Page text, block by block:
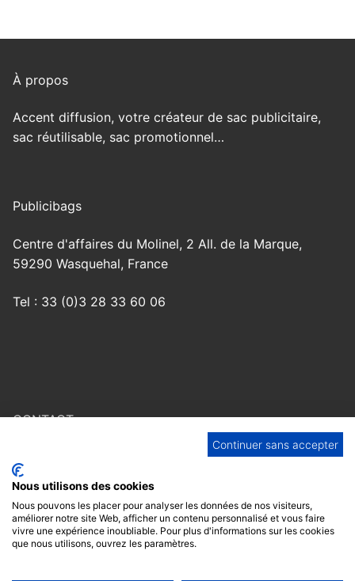
À propos
Accent diffusion, votre créateur de sac publicitaire,
sac réutilisable, sac promotionnel…
Publicibags
Centre d'affaires du Molinel, 2 All. de la Marque,
59290 Wasquehal, France
Tel : 33 (0)3 28 33 60 06
CONTACT
MENTIONS LÉGALES
RESPECT DE LA VIE PRIVÉE
Continuer sans accepter
Nous utilisons des cookies
Nous pouvons les placer pour analyser les données de nos visiteurs,
améliorer notre site Web, afficher un contenu personnalisé et vous faire
vivre une expérience inoubliable. Pour plus d'informations sur les cookies
que nous utilisons, ouvrez les paramètres.